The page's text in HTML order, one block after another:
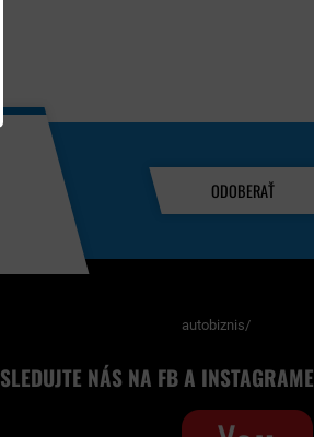
ODOBERAŤ
autobiznis/
SLEDUJTE NÁS NA FB A INSTAGRAME